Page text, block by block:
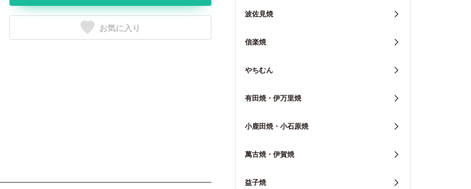
お気に入り
波佐見焼
信楽焼
やちむん
有田焼・伊万里焼
小鹿田焼・小石原焼
萬古焼・伊賀焼
益子焼